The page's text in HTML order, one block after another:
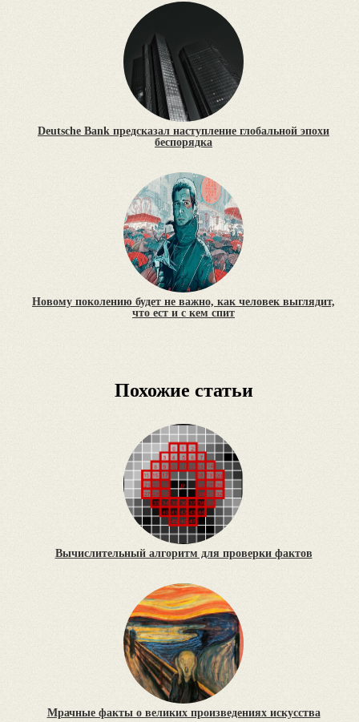
Deutsche Bank предсказал наступление глобальной эпохи
беспорядка
Новому поколению будет не важно, как человек выглядит,
что ест и с кем спит
Похожие статьи
Вычислительный алгоритм для проверки фактов
Мрачные факты о великих произведениях искусства